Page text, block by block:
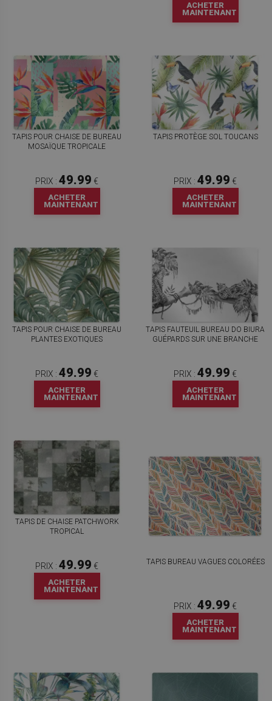
ACHETER
MAINTENANT
TAPIS POUR CHAISE DE BUREAU
MOSAÏQUE TROPICALE
PRIX : 49.99 €
ACHETER
MAINTENANT
TAPIS PROTÈGE SOL TOUCANS
PRIX : 49.99 €
ACHETER
MAINTENANT
TAPIS POUR CHAISE DE BUREAU
PLANTES EXOTIQUES
PRIX : 49.99 €
ACHETER
MAINTENANT
TAPIS FAUTEUIL BUREAU DO BIURA
GUÉPARDS SUR UNE BRANCHE
PRIX : 49.99 €
ACHETER
MAINTENANT
TAPIS DE CHAISE PATCHWORK
TROPICAL
PRIX : 49.99 €
ACHETER
MAINTENANT
TAPIS BUREAU VAGUES COLORÉES
PRIX : 49.99 €
ACHETER
MAINTENANT